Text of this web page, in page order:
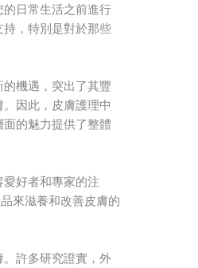
日常生活之前進行
，特別是對於那些
機遇，突出了其豐
因此，皮膚護理中
的魅力提供了整體
好者和專家的注
來滋養和改善皮膚的
許多研究證實，外